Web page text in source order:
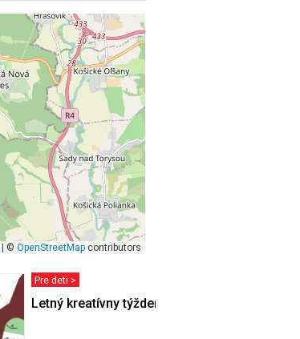
| ©OpenStreetMap contributors
Pre deti >
Letný kreatívny týždeň